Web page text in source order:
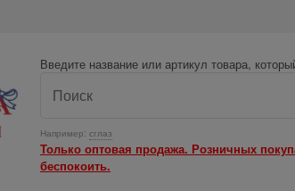
Введите название или артикул товара,
Например: сглаз
Только оптовая продажа. Розничных
беспокоить.